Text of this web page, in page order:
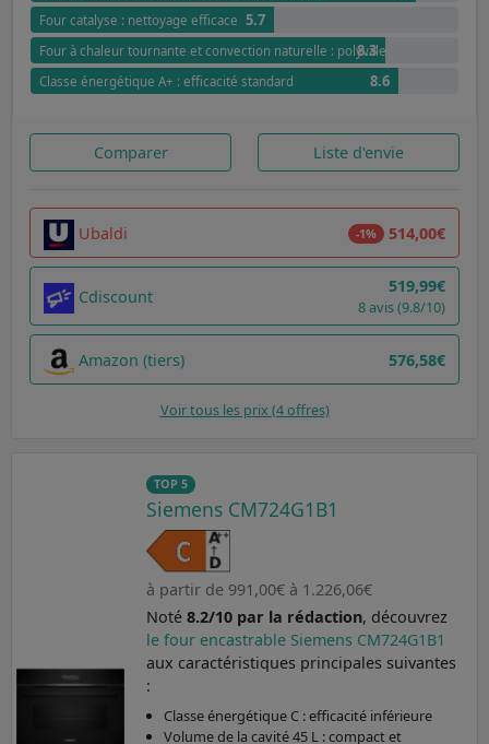
Four catalyse : nettoyage efficace 5.7
Four à chaleur tournante et convection naturelle : polyvalence optimale
8.3
Classe énergétique A+ : efficacité standard 8.6
Comparer Liste d'envie
Ubaldi -1% 514,00€
Cdiscount 519,99€
8 avis (9.8/10)
Amazon (tiers) 576,58€
Voir tous les prix (4 offres)
TOP 5
Siemens CM724G1B1
à partir de 991,00€ à 1.226,06€
Noté 8.2/10 par la rédaction, découvrez
le four encastrable Siemens CM724G1B1
aux caractéristiques principales suivantes
:
Classe énergétique C : efficacité inférieure
Volume de la cavité 45 L : compact et